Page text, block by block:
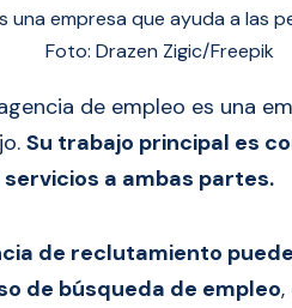
una empresa que ayuda a las
Foto: Drazen Zigic/Freepik
de empleo es una
Su trabajo principal es
a ambas partes.
de reclutamiento
de búsqueda de empleo